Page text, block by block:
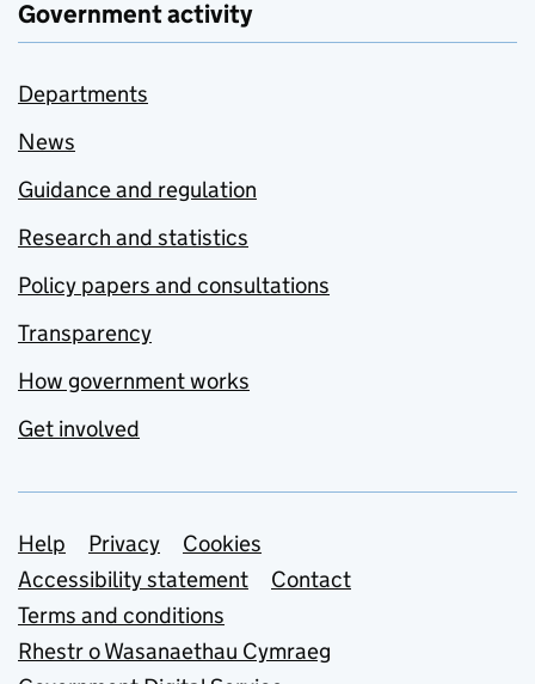
Government activity
Departments
News
Guidance and regulation
Research and statistics
Policy papers and consultations
Transparency
How government works
Get involved
Support links
Help Privacy
Cookies
Accessibility statement
Contact
Terms and conditions
Rhestr o Wasanaethau Cymraeg